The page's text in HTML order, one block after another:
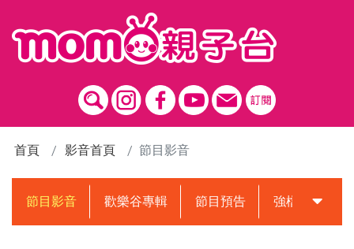
首頁 影音首頁 節目影音
節目影音 歡樂谷專輯 節目預告 強檔動畫預告